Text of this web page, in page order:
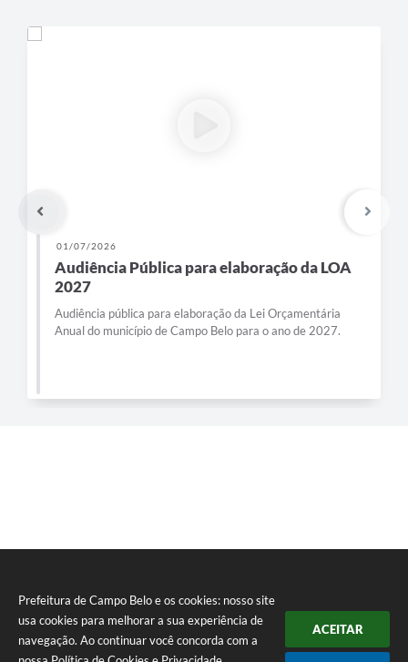
Prefeitura de Campo Belo e os cookies: nosso site
usa cookies para melhorar a sua experiência de
navegação. Ao continuar você concorda com a
ACEITAR
01/07/2026
Audiência Pública para elaboração da LOA
2027
Audiência pública para elaboração da Lei Orçamentária
Anual do município de Campo Belo para o ano de 2027.